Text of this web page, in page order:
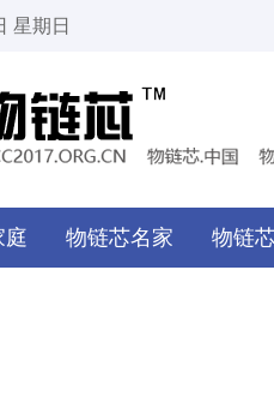
星期日
庭 物链芯名家 物链